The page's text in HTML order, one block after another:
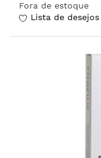
Fora de estoque
Lista de desejos